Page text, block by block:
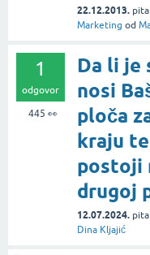
22.12.2013.
Marketing od
1
odgovor
445 👀
Da li je
nosi
ploča
kraju
postoji
drugoj
12.07.2024.
Dina Kljajić